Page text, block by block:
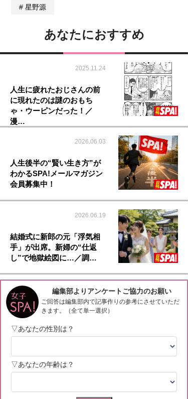
星野源
あなたにおすすめ
2025.11.24
人生に疲れたおじさんの前
に現れたのは謎のおもち
ゃ・ウーピンだった！／
漫…
2026.06.03
人生後半の“賢い生き方”が
わかるSPA!メールマガジン
会員募集中！
2026.06.19
結婚式に新郎の元「浮気相
手」が出席。新婦の“仕返
し”で地獄絵図に…／調…